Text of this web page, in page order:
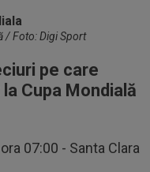
/ Foto: Digi Sport
pe care
Cupa Mondială
07:00 - Santa Clara